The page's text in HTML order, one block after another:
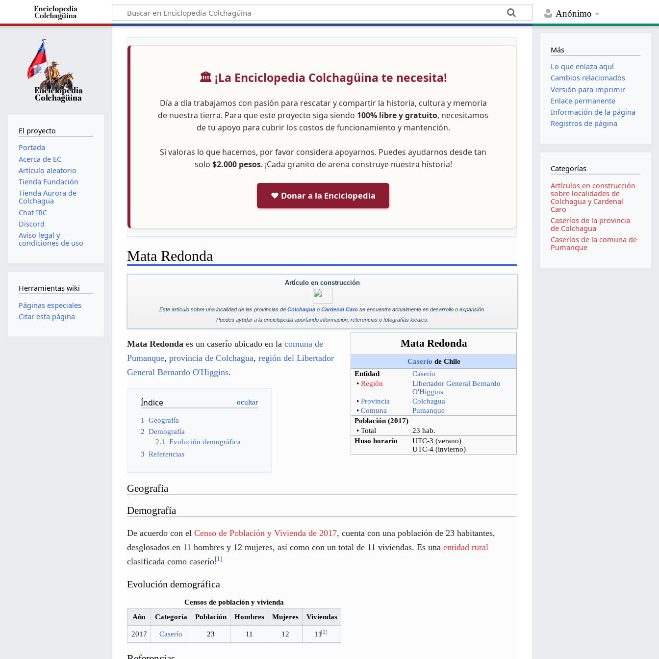
Anónimo
🏛️ ¡La Enciclopedia Colchagüina te necesita!
Día a día trabajamos con pasión para rescatar y compartir la historia, cultura y memoria
de nuestra tierra. Para que este proyecto siga siendo 100% libre y gratuito, necesitamos
de tu apoyo para cubrir los costos de funcionamiento y mantención.
Si valoras lo que hacemos, por favor considera apoyarnos. Puedes ayudarnos desde tan
solo $2.000 pesos. ¡Cada granito de arena construye nuestra historia!
❤️ Donar a la Enciclopedia
Mata Redonda
Artículo en construcción
Este artículo sobre una localidad de las provincias deColchagua oCardenal Caro se encuentra actualmente en desarrollo o expansión.
Puedes ayudar a la enciclopedia aportando información, referencias o fotografías locales.
Mata Redonda
Caserío de Chile
Entidad
Caserío
•Región
Libertador General Bernardo
O'Higgins
•Provincia
Colchagua
•Comuna
Pumanque
Población (2017)
• Total
23 hab.
Huso horario
UTC-3 (verano)
UTC-4 (invierno)
Mata Redonda es un caserío ubicado en lacomuna de
Pumanque,provincia de Colchagua,región del Libertador
General Bernardo O'Higgins.
Índice
1
Geografía
2 Demografía
2.1 Evolución demográfica
3 Referencias
Geografía
Demografía
De acuerdo con elCenso de Población y Vivienda de 2017, cuenta con una población de 23 habitantes,
desglosados en 11 hombres y 12 mujeres, así como con un total de 11 viviendas. Es unaentidad rural
clasificada como caserío.[1]
Evolución demográfica
Censos de población y vivienda
Año
Categoría Población Hombres Mujeres Viviendas
2017 Caserío 23 11 12 11[2]
El proyecto
Portada
Acerca de EC
Artículo aleatorio
Tienda Fundación
Tienda Aurora de
Colchagua
Chat IRC
Discord
Aviso legal y
condiciones de uso
Herramientas wiki
Páginas especiales
Citar esta página
Más
Lo que enlaza aquí
Cambios relacionados
Versión para imprimir
Enlace permanente
Información de la página
Registros de página
Categorías
Artículos en construcción
sobre localidades de
Colchagua y Cardenal
Caro
Caseríos de la provincia
de Colchagua
Caseríos de la comuna de
Pumanque